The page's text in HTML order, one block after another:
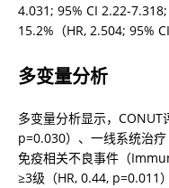
4.031; 95% CI 2.22-
15.2%（HR, 2.504; 95%
多变量分析
多变量分析显示，CONUT
p=0.030）、一线系统治
免疫相关不良事件（
≥3级（HR, 0.44, p=0.011